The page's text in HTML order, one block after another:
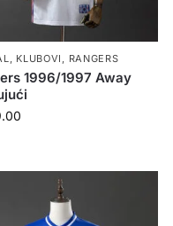
, KLUBOVI , RANGERS
1996/1997 Away